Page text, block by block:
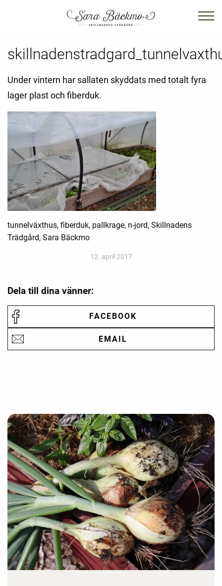
Under vintern har sallaten skyddats med totalt fyra
lager plast och fiberduk.
tunnelväxthus, fiberduk, pallkrage, n-jord, Skillnadens
Trädgård, Sara Bäckmo
12. april 2017
Dela till dina vänner:
FACEBOOK
EMAIL